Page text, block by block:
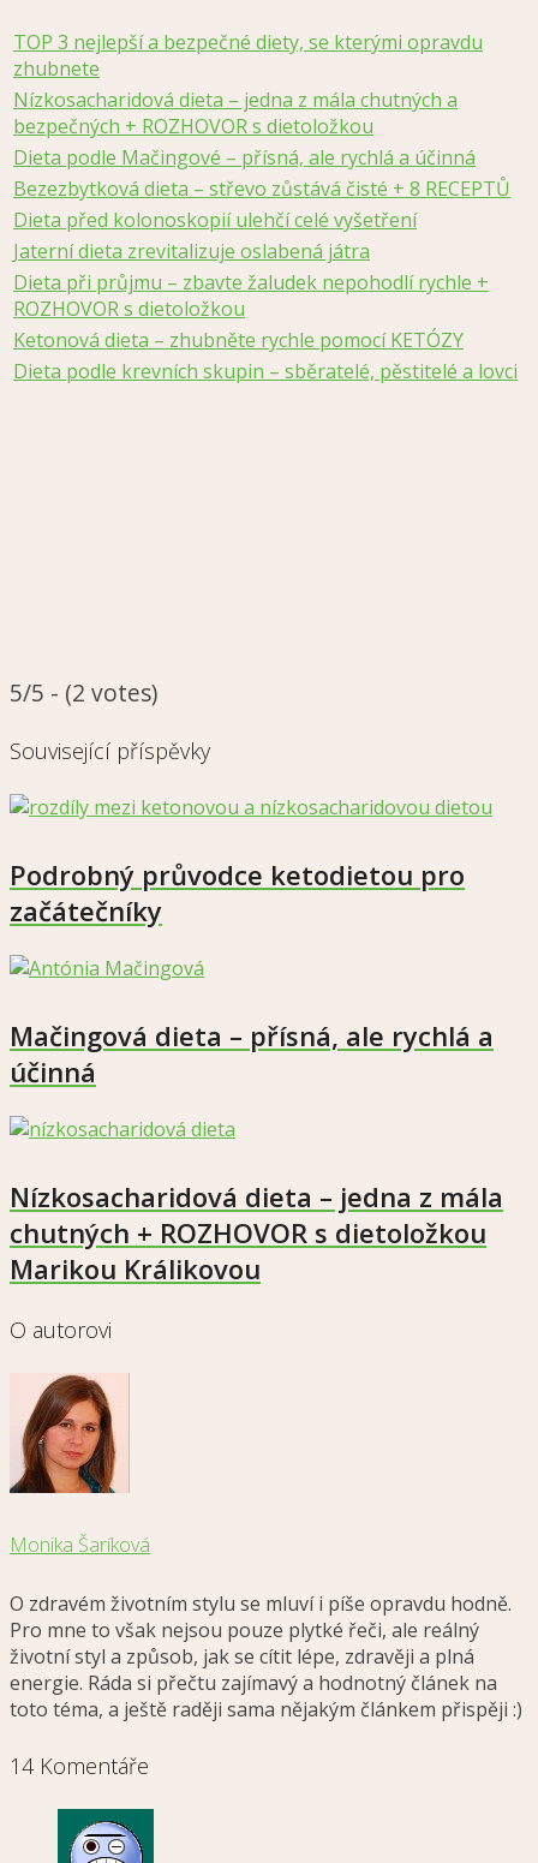
TOP 3 nejlepší a bezpečné diety, se kterými opravdu
zhubnete
Nízkosacharidová dieta – jedna z mála chutných a
bezpečných + ROZHOVOR s dietoložkou
Dieta podle Mačingové – přísná, ale rychlá a účinná
Bezezbytková dieta – střevo zůstává čisté + 8 RECEPTŮ
Dieta před kolonoskopií ulehčí celé vyšetření
Jaterní dieta zrevitalizuje oslabená játra
Dieta při průjmu – zbavte žaludek nepohodlí rychle +
ROZHOVOR s dietoložkou
Ketonová dieta – zhubněte rychle pomocí KETÓZY
Dieta podle krevních skupin – sběratelé, pěstitelé a lovci
5/5 - (2 votes)
Související příspěvky
Podrobný průvodce ketodietou pro
začátečníky
Mačingová dieta – přísná, ale rychlá a
účinná
Nízkosacharidová dieta – jedna z mála
chutných + ROZHOVOR s dietoložkou
Marikou Králikovou
O autorovi
Monika Šaríková
O zdravém životním stylu se mluví i píše opravdu hodně.
Pro mne to však nejsou pouze plytké řeči, ale reálný
životní styl a způsob, jak se cítit lépe, zdravěji a plná
energie. Ráda si přečtu zajímavý a hodnotný článek na
toto téma, a ještě raději sama nějakým článkem přispěji :)
14 Komentáře